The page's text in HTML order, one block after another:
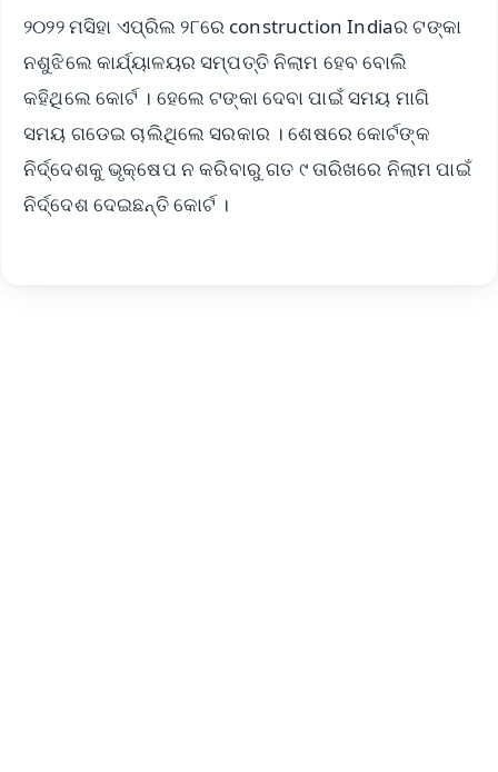
୨୦୨୨ ମସିହା ଏପ୍ରିଲ ୨୮ରେ construction Indiaର ଟଙ୍କା
ନଶୁଝିଲେ କାର୍ଯ୍ୟାଳୟର ସମ୍ପତ୍ତି ନିଲାମ ହେବ ବୋଲି
କହିଥିଲେ କୋର୍ଟ । ହେଲେ ଟଙ୍କା ଦେବା ପାଇଁ ସମୟ ମାଗି
ସମୟ ଗଡେଇ ଚାଲିଥିଲେ ସରକାର । ଶେଷରେ କୋର୍ଟଙ୍କ
ନିର୍ଦ୍ଦେଶକୁ ଭୃକ୍ଷେପ ନ କରିବାରୁ ଗତ ୯ ତାରିଖରେ ନିଲାମ ପାଇଁ
ନିର୍ଦ୍ଦେଶ ଦେଇଛନ୍ତି କୋର୍ଟ ।